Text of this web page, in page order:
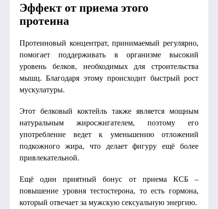
Эффект от приема этого
протеина
Протеиновый концентрат, принимаемый регулярно,
помогает поддерживать в организме высокий
уровень белков, необходимых для строительства
мышц. Благодаря этому происходит быстрый рост
мускулатуры.
Этот белковый коктейль также является мощным
натуральным жиросжигателем, поэтому его
употребление ведет к уменьшению отложений
подкожного жира, что делает фигуру ещё более
привлекательной.
Ещё один приятный бонус от приема КСБ –
повышение уровня тестостерона, то есть гормона,
который отвечает за мужскую сексуальную энергию.